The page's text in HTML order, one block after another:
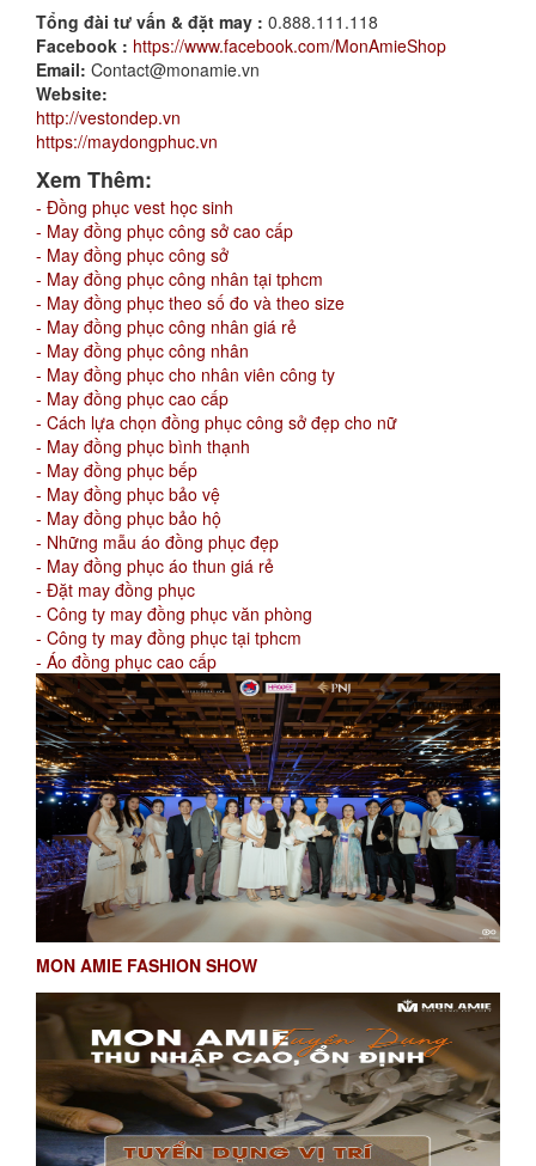
Tổng đài tư vấn & đặt may : 0.888.111.118
Facebook : https://www.facebook.com/MonAmieShop
Email: Contact@monamie.vn
Website:
http://vestondep.vn
https://maydongphuc.vn
Xem Thêm:
- Đồng phục vest học sinh
- May đồng phục công sở cao cấp
- May đồng phục công sở
- May đồng phục công nhân tại tphcm
- May đồng phục theo số đo và theo size
- May đồng phục công nhân giá rẻ
- May đồng phục công nhân
- May đồng phục cho nhân viên công ty
- May đồng phục cao cấp
- Cách lựa chọn đồng phục công sở đẹp cho nữ
- May đồng phục bình thạnh
- May đồng phục bếp
- May đồng phục bảo vệ
- May đồng phục bảo hộ
- Những mẫu áo đồng phục đẹp
- May đồng phục áo thun giá rẻ
- Đặt may đồng phục
- Công ty may đồng phục văn phòng
- Công ty may đồng phục tại tphcm
- Áo đồng phục cao cấp
MON AMIE FASHION SHOW